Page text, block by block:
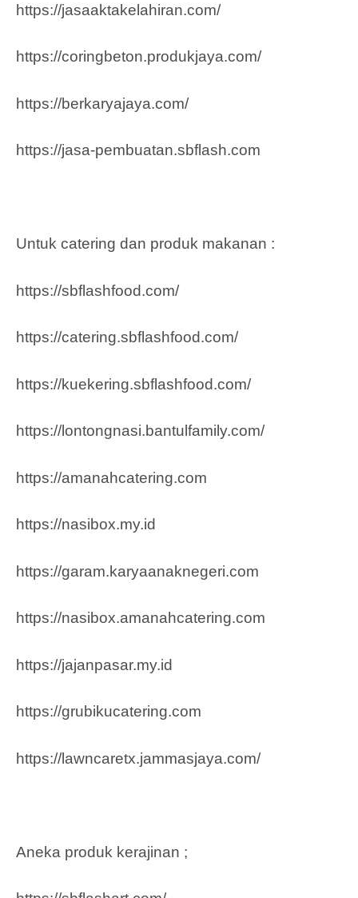
https://jasaaktakelahiran.com/
https://coringbeton.produkjaya.com/
https://berkaryajaya.com/
https://jasa-pembuatan.sbflash.com
Untuk catering dan produk makanan :
https://sbflashfood.com/
https://catering.sbflashfood.com/
https://kuekering.sbflashfood.com/
https://lontongnasi.bantulfamily.com/
https://amanahcatering.com
https://nasibox.my.id
https://garam.karyaanaknegeri.com
https://nasibox.amanahcatering.com
https://jajanpasar.my.id
https://grubikucatering.com
https://lawncaretx.jammasjaya.com/
Aneka produk kerajinan ;